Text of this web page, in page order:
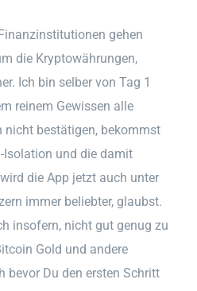
gehen
die Kryptowährungen,
Ich bin selber von Tag 1
reinem Gewissen alle
nicht bestätigen, bekommst
Isolation und die damit
die App jetzt auch unter
immer beliebter, glaubst.
insofern, nicht gut genug zu
Gold und andere
bevor Du den ersten Schritt